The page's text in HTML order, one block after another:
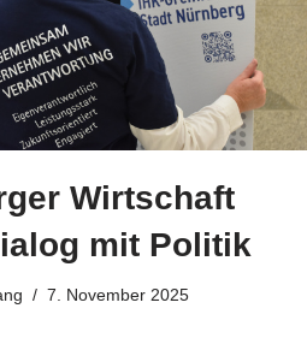
Wirtschaft
mit Politik
7. November 2025